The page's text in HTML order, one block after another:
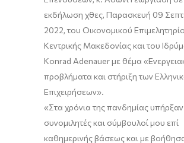
εκδήλωση χθες, Παρασκευή 09
2022, του Οικονομικού
Κεντρικής Μακεδονίας και του
Konrad Adenauerμε θέμα «
προβλήματα και στήριξη των
Επιχειρήσεων».
«Στα χρόνια της πανδημίας υπήρξαν
συνομιλητές και σύμβουλοί μου επί
καθημερινής βάσεως και με